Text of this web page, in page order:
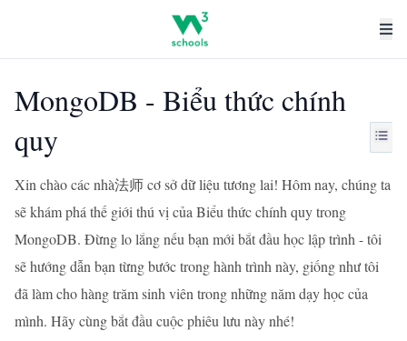
MongoDB - Biểu thức chính
quy
Xin chào các nhà法师 cơ sở dữ liệu tương lai! Hôm nay, chúng ta
sẽ khám phá thế giới thú vị của Biểu thức chính quy trong
MongoDB. Đừng lo lắng nếu bạn mới bắt đầu học lập trình - tôi
sẽ hướng dẫn bạn từng bước trong hành trình này, giống như tôi
đã làm cho hàng trăm sinh viên trong những năm dạy học của
mình. Hãy cùng bắt đầu cuộc phiêu lưu này nhé!